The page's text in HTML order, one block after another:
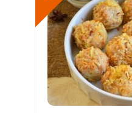
с помощью
1 ИЗ 13